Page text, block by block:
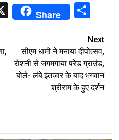
X Share
Next
सीएम धामी ने मनाया दीपोत्सव,
रोशनी से जगमगाया परेड ग्राउंड,
बोले- लंबे इंतजार के बाद भगवान
श्रीराम के हुए दर्शन